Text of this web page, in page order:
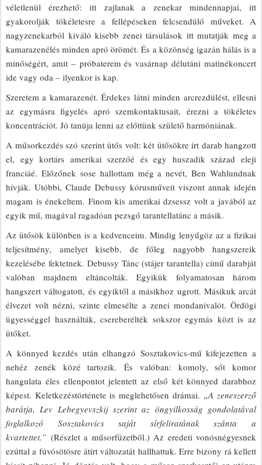
véletlenül érezhető: itt zajlanak a zenekar mindennapjai, itt
gyakorolják tökéletesre a fellépéseken felcsendülő műveket. A
nagyzenekarból kiváló kisebb zenei társulások itt mutatják meg a
kamarazenélés minden apró örömét. És a közönség igazán hálás is a
minőségért, amit – próbaterem és vasárnap délutáni matinékoncert
ide vagy oda – ilyenkor is kap.
Szeretem a kamarazenét. Érdekes látni minden arcrezdülést, ellesni
az egymásra figyelés apró szemkontaktusait, érezni a tökéletes
koncentrációt. Jó tanúja lenni az előttünk születő harmóniának.
A műsorkezdés szó szerint ütős volt: két ütősökre írt darab hangzott
el, egy kortárs amerikai szerzőé és egy huszadik század eleji
franciáé. Előzőnek sose hallottam még a nevét, Ben Wahlundnak
hívják. Utóbbi, Claude Debussy kórusműveit viszont annak idején
magam is énekeltem. Finom kis amerikai dzsessz volt a javából az
egyik mű, magával ragadóan pezsgő tarantellatánc a másik.
Az ütősök különben is a kedvenceim. Mindig lenyűgöz az a fizikai
teljesítmény, amelyet kisebb, de főleg nagyobb hangszereik
kezelésébe fektetnek. Debussy Tánc (stájer tarantella) című darabját
valóban majdnem eltáncolták. Egyikük folyamatosan három
hangszert váltogatott, és egyiktől a másikhoz ugrott. Másikuk arcát
élvezet volt nézni, szinte elmesélte a zenei mondanivalót. Ördögi
ügyességgel használták, csereberélték sokszor egymás közt is az
ütőket.
A könnyed kezdés után elhangzó Sosztakovics-mű kifejezetten a
nehéz zenék közé tartozik. És valóban: komoly, sőt komor
hangulata éles ellenpontot jelentett az első két könnyed darabhoz
képest. Keletkezéstörténete is meglehetősen drámai. „A zeneszerző
barátja, Lev Lebegyevszkij szerint az öngyilkosság gondolatával
foglalkozó Sosztakovics saját sírfeliratának szánta a
kvartettet.” (Részlet a műsorfüzetből.) Az eredeti vonósnégyesnek
ezúttal a fúvósötösre átírt változatát hallhattuk. Erre bizony rá kellett